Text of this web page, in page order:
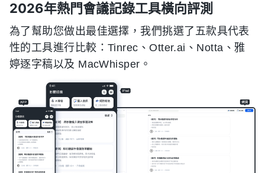
2026年熱門會議記錄工具橫向評測
為了幫助您做出最佳選擇，我們挑選了五款具代表
性的工具進行比較：Tinrec、Otter.ai、Notta、雅
婷逐字稿以及 MacWhisper。